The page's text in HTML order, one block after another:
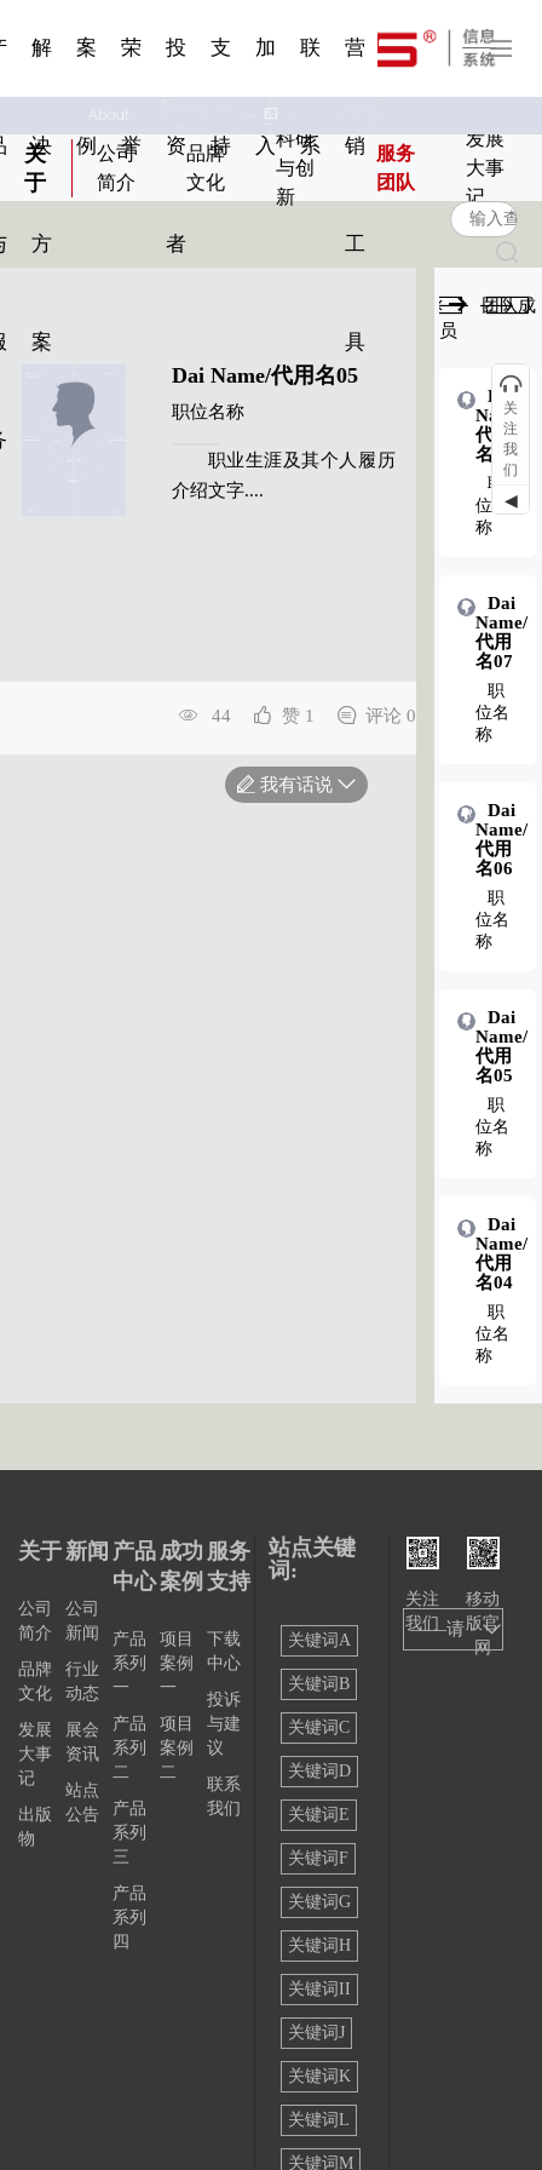
解
决
方
案
案
例
荣
誉
投
资
者
支
持
加
入
联
系
营
销
工
具
关
于
公司
简介
品牌
文化
科研
与创
新
服务
团队
发展
大事
记
Dai Name/代用名05
职位名称
职业生涯及其个人履历
介绍文字....
44 赞 1 评论 0
我有话说
团队成
员
名03
位名
Dai
Name/
代用
名08
职
位名
称
Dai
Name/
代用
名07
职
位名
称
Dai
Name/
代用
名06
职
位名
称
Dai
Name/
代用
名05
职
位名
称
Dai
Name/
代用
名04
职
位名
称
关于
公司
简介
品牌
文化
发展
大事
记
出版
物
新闻
公司
新闻
行业
动态
展会
资讯
站点
公告
产品
中心
产品
系列
一
产品
系列
二
产品
系列
三
产品
系列
四
成功
案例
项目
案例
一
项目
案例
二
服务
支持
下载
中心
投诉
与建
议
联系
我们
站点关键
词:
关键词A
关键词B
关键词C
关键词D
关键词E
关键词F
关键词G
关键词H
关键词II
关键词J
关键词K
关键词L
关键词M
关注
我们
移动
版官
网
——请
关
注
我
们
◀